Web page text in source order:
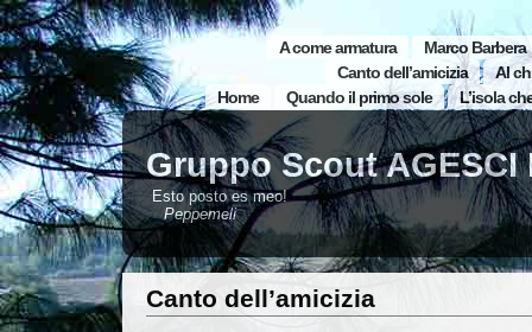
Marco Barbera
A come armatura
Al
Canto dell’amicizia
L’isola
Quando il primo sole
Home
Gruppo Scout AGESCI
Esto posto es meo!
Peppemeli
Canto dell’amicizia